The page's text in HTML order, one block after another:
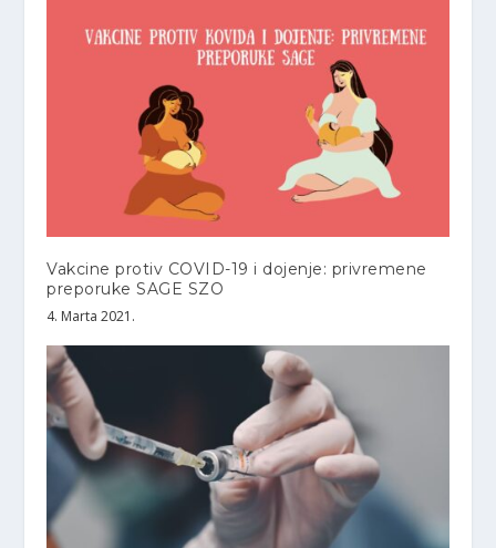
Vakcine protiv COVID-19 i dojenje: privremene
preporuke SAGE SZO
4. Marta 2021.